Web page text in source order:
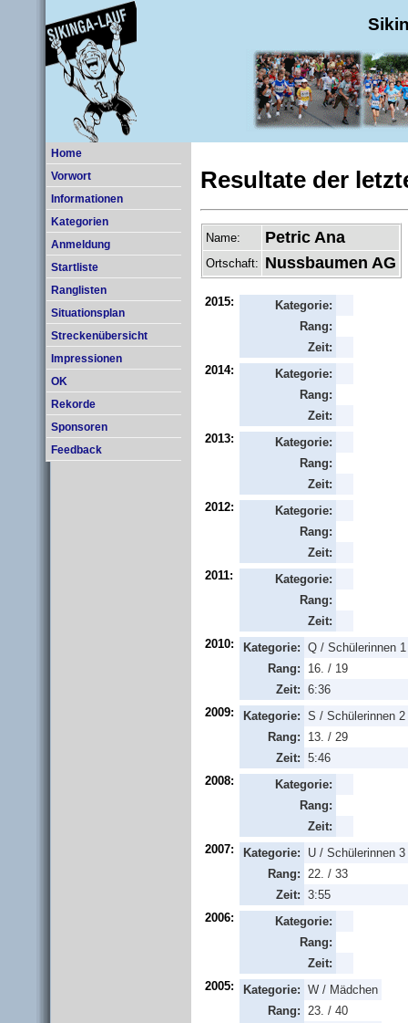
Home
Vorwort
Informationen
Kategorien
Anmeldung
Startliste
Ranglisten
Situationsplan
Streckenübersicht
Impressionen
OK
Rekorde
Sponsoren
Feedback
Resultate der
Name: Petric Ana
Ortschaft: Nussbaumen AG
2015:
Kategorie:
Rang:
Zeit:
2014:
Kategorie:
Rang:
Zeit:
2013:
Kategorie:
Rang:
Zeit:
2012:
Kategorie:
Rang:
Zeit:
2011:
Kategorie:
Rang:
Zeit:
2010:
Kategorie: Q / Schülerinnen 1
Rang:
16. / 19
Zeit: 6:36
2009:
Kategorie: S / Schülerinnen 2
Rang:
13. / 29
Zeit: 5:46
2008:
Kategorie:
Rang:
Zeit:
2007:
Kategorie:
U / Schülerinnen 3
Rang:
22. / 33
Zeit: 3:55
2006:
Kategorie:
Rang:
Zeit:
2005:
Kategorie: W / Mädchen
Rang:
23. / 40